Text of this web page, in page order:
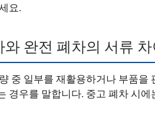
요.
완전 폐차의 서류 차
중 일부를 재활용하거나 부품을
경우를 말합니다. 중고 폐차 시